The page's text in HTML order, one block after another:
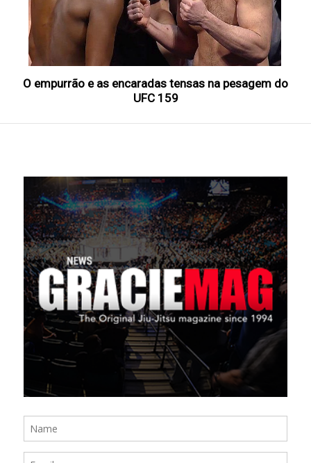
O empurrão e as encaradas tensas na pesagem do
UFC 159